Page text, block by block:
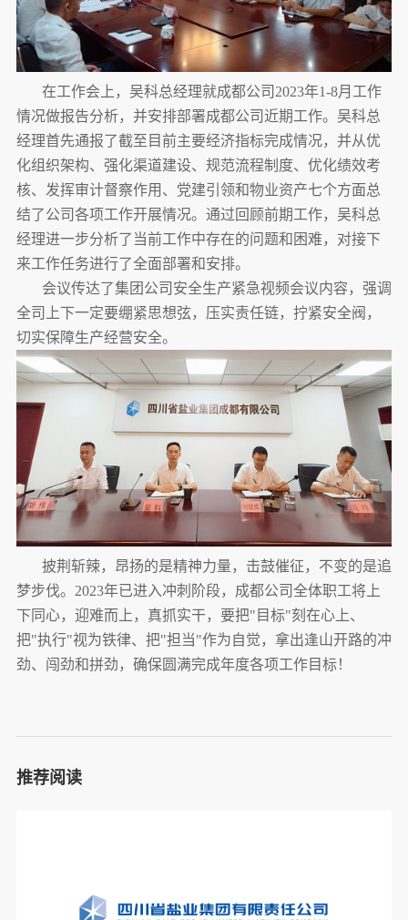
在工作会上，吴科总经理就成都公司2023年1-8月工作
情况做报告分析，并安排部署成都公司近期工作。吴科总
经理首先通报了截至目前主要经济指标完成情况，并从优
化组织架构、强化渠道建设、规范流程制度、优化绩效考
核、发挥审计督察作用、党建引领和物业资产七个方面总
结了公司各项工作开展情况。通过回顾前期工作，吴科总
经理进一步分析了当前工作中存在的问题和困难，对接下
来工作任务进行了全面部署和安排。
会议传达了集团公司安全生产紧急视频会议内容，强调
全司上下一定要绷紧思想弦，压实责任链，拧紧安全阀，
切实保障生产经营安全。
披荆斩辣，昂扬的是精神力量，击鼓催征，不变的是追
梦步伐。2023年已进入冲刺阶段，成都公司全体职工将上
下同心，迎难而上，真抓实干，要把"目标"刻在心上、
把"执行"视为铁律、把"担当"作为自觉，拿出逢山开路的冲
劲、闯劲和拼劲，确保圆满完成年度各项工作目标！
推荐阅读